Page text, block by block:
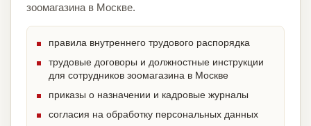
зоомагазина в Москве.
правила внутреннего трудового распорядка
трудовые договоры и должностные инструкции
для сотрудников зоомагазина в Москве
приказы о назначении и кадровые журналы
согласия на обработку персональных данных